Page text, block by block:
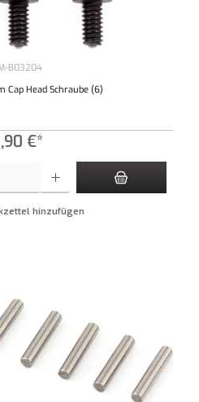
B03204
Head Schraube (6)
€*
hinzufügen